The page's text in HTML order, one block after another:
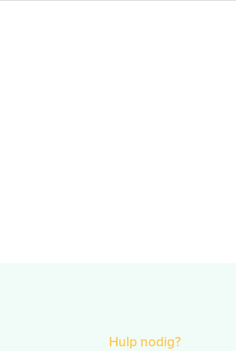
Hulp nodig?